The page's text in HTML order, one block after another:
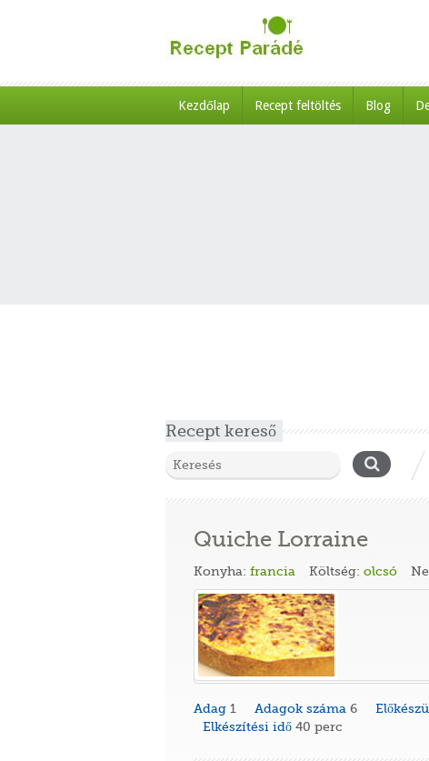
Kezdőlap Recept feltöltés Blog
Recept kereső
Quiche Lorraine
Konyha: francia Költség: olcsó
Adag 1 Adagok száma 6
Elkészítési idő 40 perc